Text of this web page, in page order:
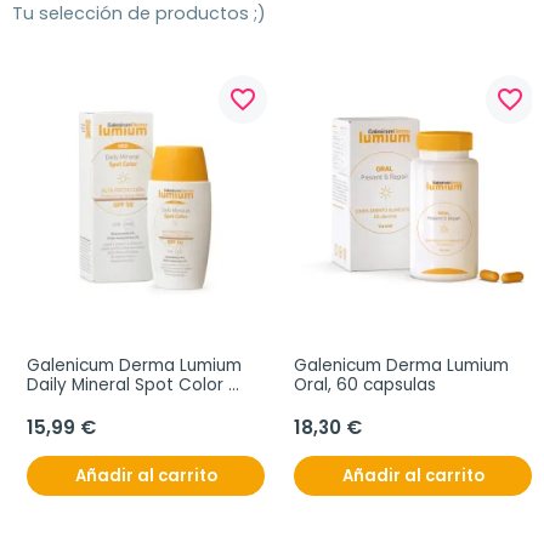
Tu selección de productos ;)
favorite_border
Galenicum Derma Lumium
Daily Mineral Spot Color
15,99 €
Añadir al carrito
favorite_border
Galenicum Derma Lumium
Oral, 60 capsulas
18,30 €
Añadir al carrito